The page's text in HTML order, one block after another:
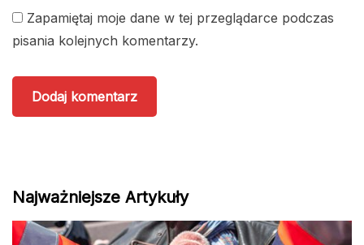
Zapamiętaj moje dane w tej przeglądarce podczas
pisania kolejnych komentarzy.
Najważniejsze Artykuły